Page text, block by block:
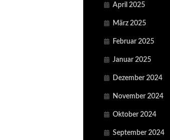
April 2025
März 2025
Februar 2025
Januar 2025
Dezember 2024
November 2024
Oktober 2024
September 2024